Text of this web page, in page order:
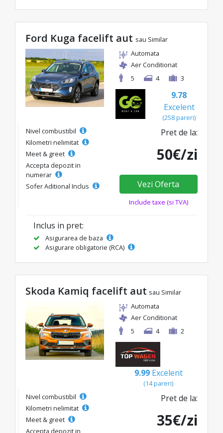
Ford Kuga facelift aut sau Similar
Automata
Aer Conditionat
5
4 3
9.78
Excelent
(258 pareri)
Nivel combustibil
Kilometri nelimitat
Meet & greet
Accepta depozit in
numerar
Sofer Aditional Inclus
Pret de la:
50€/zi
Vezi Oferta
Include taxe (si TVA)
Inclus in pret:
Asigurarea de baza
Asigurare obligatorie (RCA)
Skoda Kamiq facelift aut sau Similar
Automata
Aer Conditionat
5
4 2
9.99 Excelent
(14 pareri)
Nivel combustibil
Kilometri nelimitat
Meet & greet
Accepta depozit in
Pret de la:
35€/zi